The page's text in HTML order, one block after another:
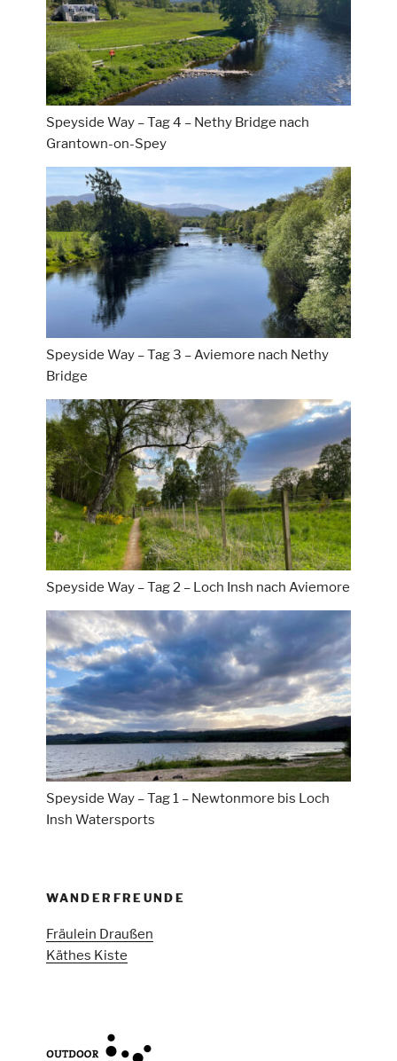
Speyside Way – Tag 4 – Nethy Bridge nach
Grantown-on-Spey
Speyside Way – Tag 3 – Aviemore nach Nethy
Bridge
Speyside Way – Tag 2 – Loch Insh nach Aviemore
Speyside Way – Tag 1 – Newtonmore bis Loch
Insh Watersports
WANDERFREUNDE
Fräulein Draußen
Käthes Kiste